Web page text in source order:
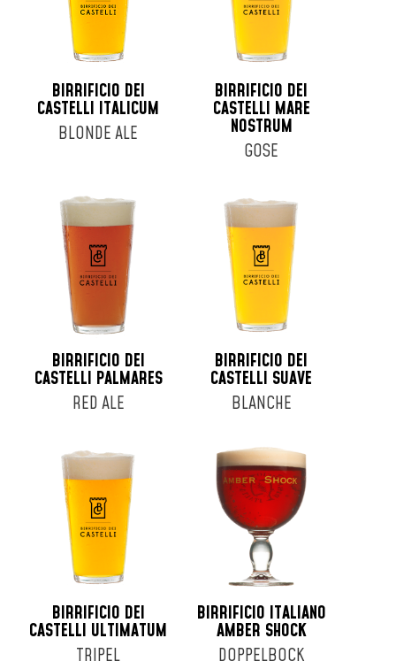
BIRRIFICIO DEI
CASTELLI ITALICUM
BLONDE ALE
BIRRIFICIO DEI
CASTELLI MARE
NOSTRUM
GOSE
BIRRIFICIO DEI
CASTELLI PALMARES
RED ALE
BIRRIFICIO DEI
CASTELLI SUAVE
BLANCHE
BIRRIFICIO DEI
CASTELLI ULTIMATUM
TRIPEL
BIRRIFICIO ITALIANO
AMBER SHOCK
DOPPELBOCK